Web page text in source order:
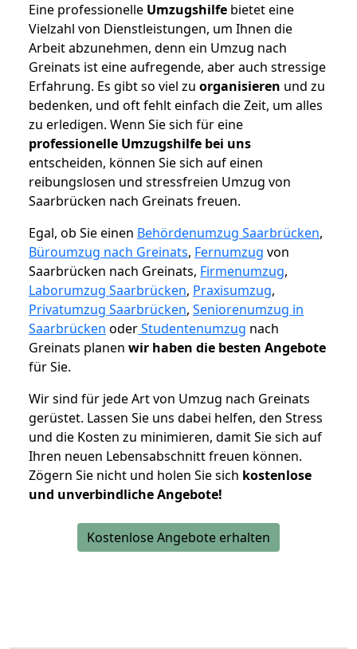
Eine professionelle Umzugshilfe bietet eine
Vielzahl von Dienstleistungen, um Ihnen die
Arbeit abzunehmen, denn ein Umzug nach
Greinats ist eine aufregende, aber auch stressige
Erfahrung. Es gibt so viel zu organisieren und zu
bedenken, und oft fehlt einfach die Zeit, um alles
zu erledigen. Wenn Sie sich für eine
professionelle Umzugshilfe bei uns
entscheiden, können Sie sich auf einen
reibungslosen und stressfreien Umzug von
Saarbrücken nach Greinats freuen.
Egal, ob Sie einen Behördenumzug Saarbrücken,
Büroumzug nach Greinats, Fernumzug von
Saarbrücken nach Greinats, Firmenumzug,
Laborumzug Saarbrücken, Praxisumzug,
Privatumzug Saarbrücken, Seniorenumzug in
Saarbrücken oderStudentenumzug nach
Greinats planen wir haben die besten Angebote
für Sie.
Wir sind für jede Art von Umzug nach Greinats
gerüstet. Lassen Sie uns dabei helfen, den Stress
und die Kosten zu minimieren, damit Sie sich auf
Ihren neuen Lebensabschnitt freuen können.
Zögern Sie nicht und holen Sie sich kostenlose
und unverbindliche Angebote!
Kostenlose Angebote erhalten